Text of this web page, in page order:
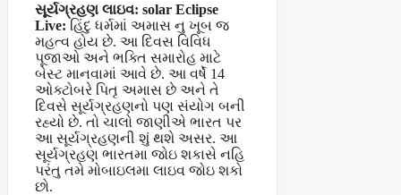
સૂર્યગ્રહણ લાઇવ: solar Eclipse
Live: હિંદુ ધર્મમાં અમાસ નુ ખૂબ જ
મહત્વ હોય છે. આ દિવસ વિવિધ
પૂજાઓ અને ભક્તિ સમારોહ માટે
બેસ્ટ માનવામાં આવે છે. આ વર્ષે 14
ઓક્ટોબરે પિતૃ અમાસ છે અને તે
દિવસે સૂર્યગ્રહણનો પણ સંયોગ બની
રહ્યો છે. તો ચાલો જાણીએ ભારત પર
આ સૂર્યગ્રહણની શું થશે અસર. આ
સૂર્યગ્રહણ ભારતમા જોઇ શકાસે નહિ
પરંતુ તમે મોબાઇલમા લાઇવ જોઇ શકો
છો.